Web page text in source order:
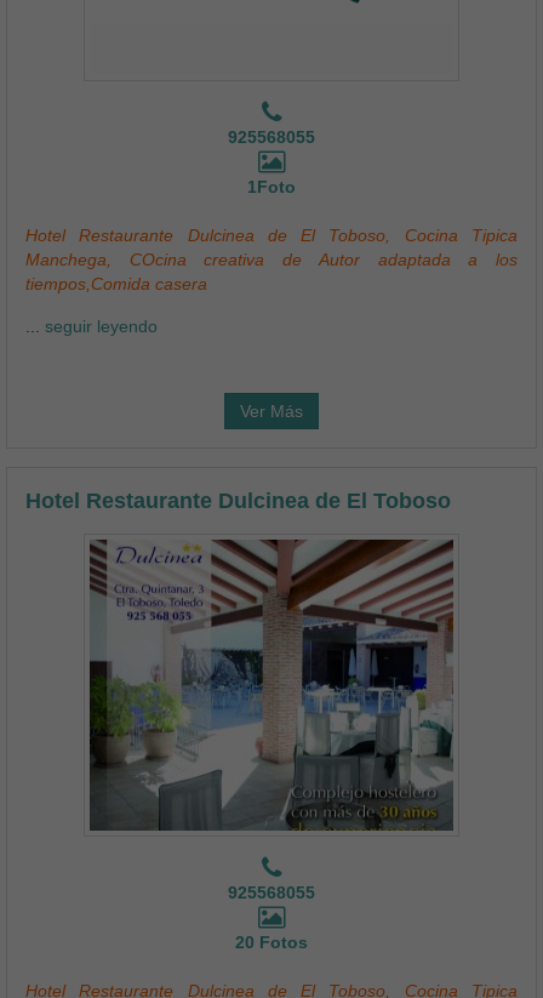
925568055
1Foto
Hotel Restaurante Dulcinea de El Toboso, Cocina Tipica
Manchega, COcina creativa de Autor adaptada a los
tiempos,Comida casera
seguir leyendo
Ver Más
Hotel Restaurante Dulcinea de El Toboso
925568055
20 Fotos
Hotel Restaurante Dulcinea de El Toboso, Cocina Tipica